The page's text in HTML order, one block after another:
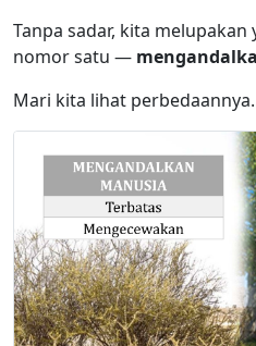
Tanpa sadar, kita
nomor satu —
Mari kita lihat perbedaannya.